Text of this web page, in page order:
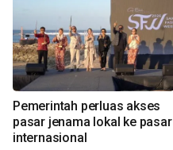
Pemerintah perluas akses
pasar jenama lokal ke pasar
internasional